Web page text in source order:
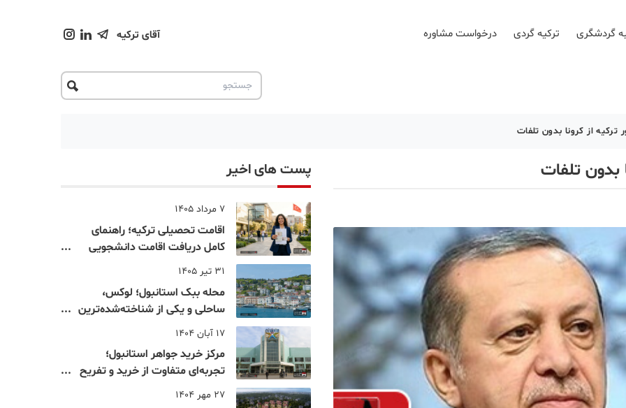
گردشگری ترکیه گردی درخواست مشاوره آقای ترکیه
ترکیه از کرونا بدون تلفات
بدون تلفات پست های اخیر
7 مرداد 1405
اقامت تحصیلی ترکیه؛ راهنمای
کامل دریافت اقامت دانشجویی
ترکیه در سال ۲۰۲۶
31 تیر 1405
محله ببک استانبول؛ لوکس،
ساحلی و یکی از شناخته‌شده‌ترین
نقاط بسفر
17 آبان 1404
مرکز خرید جواهر استانبول؛
تجربه‌ای متفاوت از خرید و تفریح
در قلب استانبول
27 مهر 1404